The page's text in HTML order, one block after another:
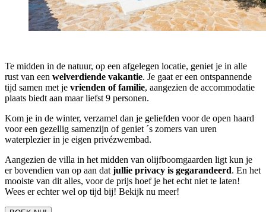
Te midden in de natuur, op een afgelegen locatie, geniet je in alle
rust van een welverdiende vakantie. Je gaat er een ontspannende
tijd samen met je vrienden of familie, aangezien de accommodatie
plaats biedt aan maar liefst 9 personen.
Kom je in de winter, verzamel dan je geliefden voor de open haard
voor een gezellig samenzijn of geniet ´s zomers van uren
waterplezier in je eigen privézwembad.
Aangezien de villa in het midden van olijfboomgaarden ligt kun je
er bovendien van op aan dat jullie privacy is gegarandeerd. En het
mooiste van dit alles, voor de prijs hoef je het echt niet te laten!
Wees er echter wel op tijd bij! Bekijk nu meer!